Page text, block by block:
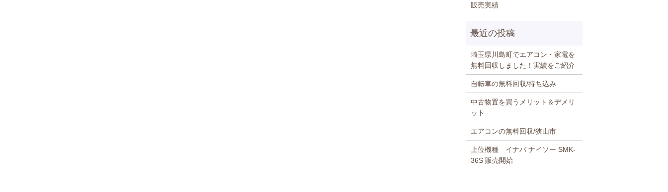
販売実績
埼玉県川島町でエアコン・家電を
無料回収しました！実績をご紹介
自転車の無料回収/持ち込み
中古物置を買うメリット＆デメリ
ット
エアコンの無料回収/狭山市
上位機種 イナバ ナイソー SMK-
36S 販売開始